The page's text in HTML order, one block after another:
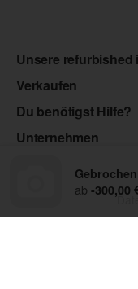
Gebrochen
ab -300,00
Unsere refurbished
Verkaufen
Du benötigst Hilfe?
Unternehmen